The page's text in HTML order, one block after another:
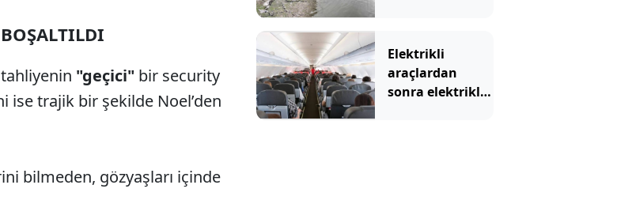
"geçici" bir security
ise trajik bir şekilde Noel’den
bilmeden, gözyaşları içinde
Elektrikli
araçlardan
sonra elektrikli